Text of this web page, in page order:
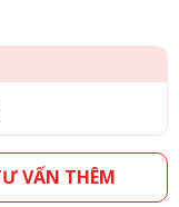
VẤN THÊM